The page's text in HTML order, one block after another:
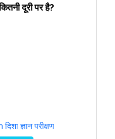
दूरी पर है?
ज्ञान परीक्षण